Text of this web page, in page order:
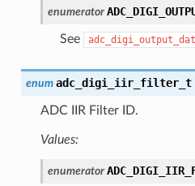
enumerator
See
enum adc_digi_iir_filter_t
ADC IIR Filter ID.
Values:
enumerator